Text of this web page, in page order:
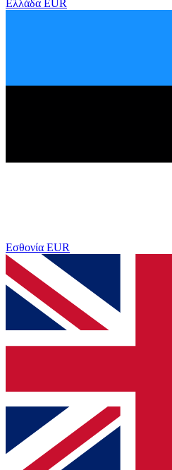
Ελλάδα EUR
Εσθονία EUR